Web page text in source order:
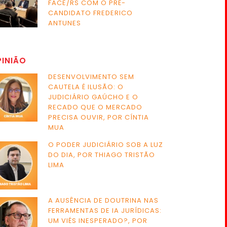
FACE/RS COM O PRÉ-
CANDIDATO FREDERICO
ANTUNES
DESENVOLVIMENTO SEM
CAUTELA É ILUSÃO: O
JUDICIÁRIO GAÚCHO E O
RECADO QUE O MERCADO
PRECISA OUVIR, POR CÍNTIA
MUA
O PODER JUDICIÁRIO SOB A LUZ
DO DIA, POR THIAGO TRISTÃO
LIMA
A AUSÊNCIA DE DOUTRINA NAS
FERRAMENTAS DE IA JURÍDICAS:
UM VIÉS INESPERADO?, POR